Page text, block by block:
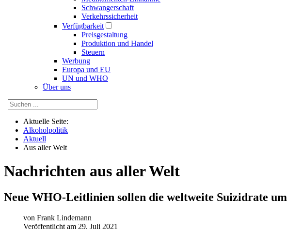
Schwangerschaft
Verkehrssicherheit
Verfügbarkeit
Preisgestaltung
Produktion und Handel
Steuern
Werbung
Europa und EU
UN und WHO
Über uns
Aktuelle Seite:
Alkoholpolitik
Aktuell
Aus aller Welt
Nachrichten aus aller Welt
Neue WHO-Leitlinien sollen die weltweite Suizidrate
von Frank Lindemann
Veröffentlicht am 29. Juli 2021